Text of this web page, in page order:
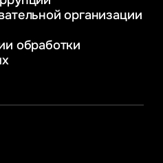
в бизнесе
процессов
ресурсами
организации
обработки